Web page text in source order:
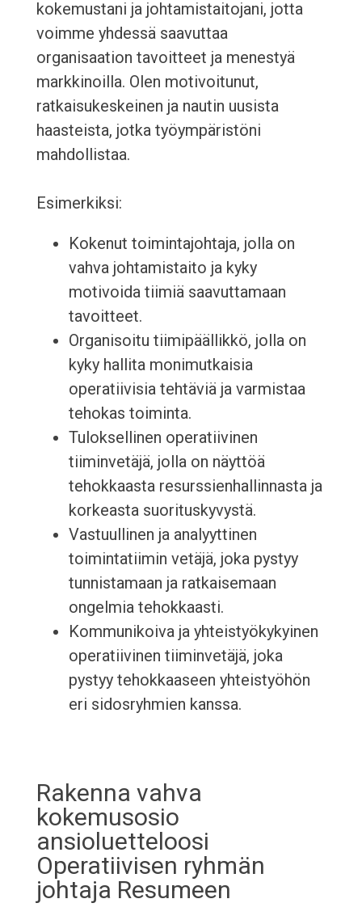
kokemustani ja johtamistaitojani, jotta
voimme yhdessä saavuttaa
organisaation tavoitteet ja menestyä
markkinoilla. Olen motivoitunut,
ratkaisukeskeinen ja nautin uusista
haasteista, jotka työympäristöni
mahdollistaa.
Esimerkiksi:
Kokenut toimintajohtaja, jolla on
vahva johtamistaito ja kyky
motivoida tiimiä saavuttamaan
tavoitteet.
Organisoitu tiimipäällikkö, jolla on
kyky hallita monimutkaisia
operatiivisia tehtäviä ja varmistaa
tehokas toiminta.
Tuloksellinen operatiivinen
tiiminvetäjä, jolla on näyttöä
tehokkaasta resurssienhallinnasta ja
korkeasta suorituskyvystä.
Vastuullinen ja analyyttinen
toimintatiimin vetäjä, joka pystyy
tunnistamaan ja ratkaisemaan
ongelmia tehokkaasti.
Kommunikoiva ja yhteistyökykyinen
operatiivinen tiiminvetäjä, joka
pystyy tehokkaaseen yhteistyöhön
eri sidosryhmien kanssa.
Rakenna vahva
kokemusosio
ansioluetteloosi
Operatiivisen ryhmän
johtaja Resumeen